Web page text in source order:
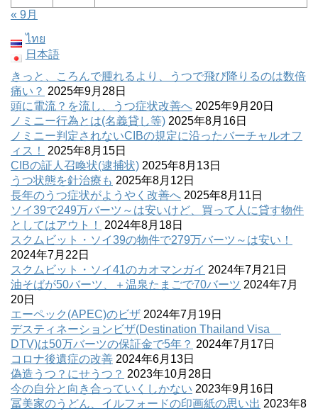
« 9月
ไทย
日本語
きっと、ころんで腫れるより、うつで飛び降りるのは数倍
痛い？ 2025年9月28日
頭に電流？を流し、うつ症状改善へ 2025年9月20日
ノミニー行為とは(名義貸し等) 2025年8月16日
ノミニー判定されないCIBの規定に沿ったバーチャルオフ
ィス！
2025年8月15日
CIBの証人召喚状(逮捕状) 2025年8月13日
うつ状態を針治療も 2025年8月12日
長年のうつ症状がようやく改善へ 2025年8月11日
ソイ39で249万バーツ～は安いけど、買って人に貸す物件
としてはアウト！
2024年8月18日
スクムビット・ソイ39の物件で279万バーツ～は安い！
2024年7月22日
スクムビット・ソイ41のカオマンガイ 2024年7月21日
油そばが50バーツ、＋温泉たまごで70バーツ 2024年7月
20日
エーペック(APEC)のビザ 2024年7月19日
デスティネーションビザ(Destination Thailand Visa
DTV)は50万バーツの保証金で5年？ 2024年7月17日
コロナ後遺症の改善 2024年6月13日
偽造うつ？にせうつ？ 2023年10月28日
今の自分と向き合っていくしかない 2023年9月16日
冨美家のうどん、イルフォードの印画紙の思い出 2023年8